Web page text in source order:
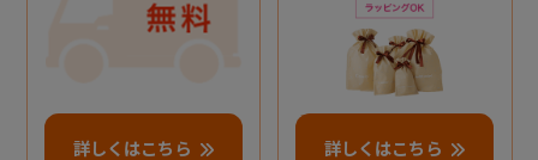
詳しくはこちら 詳しくはこちら